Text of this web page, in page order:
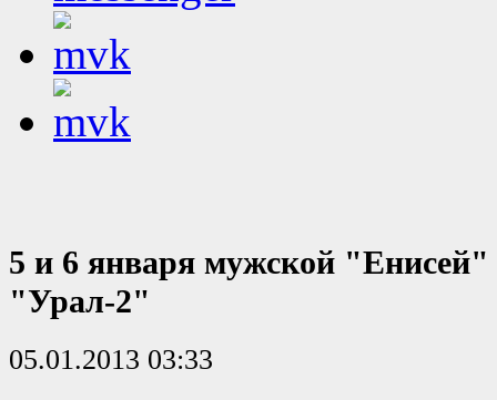
5 и 6 января мужской
"Урал-2"
05.01.2013 03:33